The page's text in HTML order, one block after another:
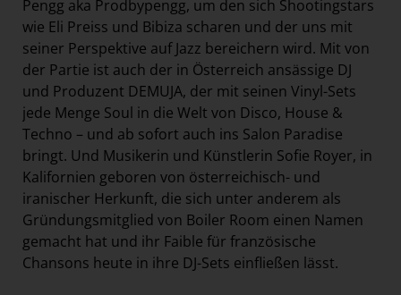
Pengg aka Prodbypengg, um den sich Shootingstars
wie Eli Preiss und Bibiza scharen und der uns mit
seiner Perspektive auf Jazz bereichern wird. Mit von
der Partie ist auch der in Österreich ansässige DJ
und Produzent DEMUJA, der mit seinen Vinyl-Sets
jede Menge Soul in die Welt von Disco, House &
Techno – und ab sofort auch ins Salon Paradise
bringt. Und Musikerin und Künstlerin Sofie Royer, in
Kalifornien geboren von österreichisch- und
iranischer Herkunft, die sich unter anderem als
Gründungsmitglied von Boiler Room einen Namen
gemacht hat und ihr Faible für französische
Chansons heute in ihre DJ-Sets einfließen lässt.